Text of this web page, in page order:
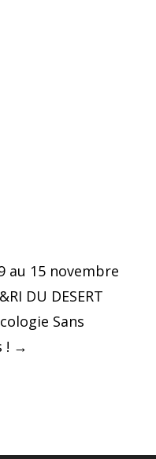
au 15 novembre
DU DESERT
Sans
! →